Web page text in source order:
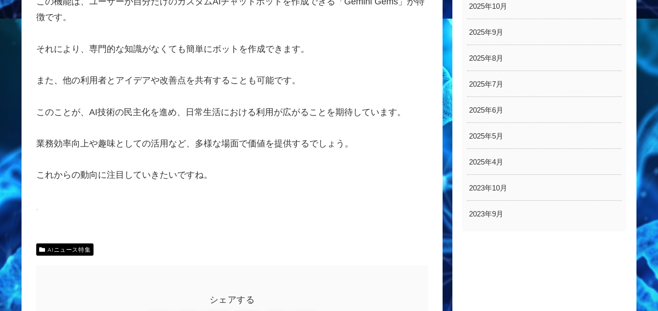
徴です。
それにより、専門的な知識がなくても簡単にボットを作成できます。
また、他の利用者とアイデアや改善点を共有することも可能です。
このことが、AI技術の民主化を進め、日常生活における利用が広がることを期待しています。
業務効率向上や趣味としての活用など、多様な場面で価値を提供するでしょう。
これからの動向に注目していきたいですね。
AIニュース特集
シェアする
2025年10月
2025年9月
2025年8月
2025年7月
2025年6月
2025年5月
2025年4月
2023年10月
2023年9月